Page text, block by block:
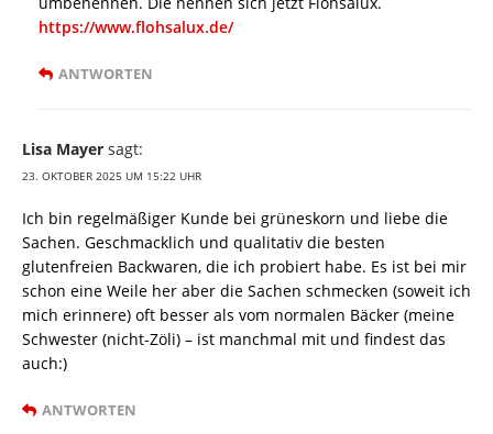
https://www.flohsalux.de/
ANTWORTEN
Lisa Mayer sagt:
23. OKTOBER 2025 UM 15:22 UHR
Ich bin regelmäßiger Kunde bei grüneskorn und liebe die
Sachen. Geschmacklich und qualitativ die besten
glutenfreien Backwaren, die ich probiert habe. Es ist bei mir
schon eine Weile her aber die Sachen schmecken (soweit ich
mich erinnere) oft besser als vom normalen Bäcker (meine
Schwester (nicht-Zöli) – ist manchmal mit und findest das
auch:)
ANTWORTEN